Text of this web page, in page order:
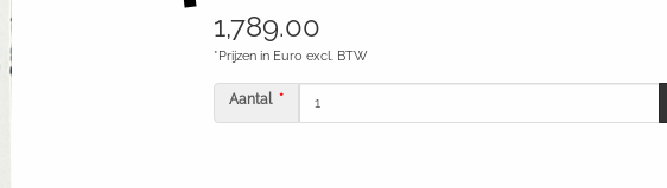
1,789.00
*Prijzen in Euro excl. BTW
Aantal